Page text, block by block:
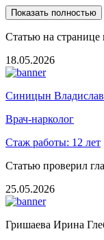
Показать полностью
Статью на странице
18.05.2026
Синицын
Врач-нарколог
Стаж работы: 12 лет
Статью проверил
25.05.2026
Гришаева Ирина